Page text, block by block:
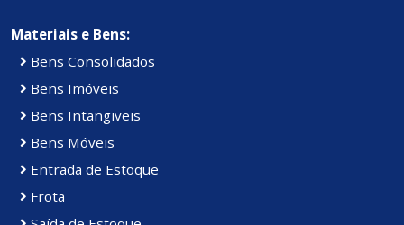
Materiais e Bens:
Bens Consolidados
Bens Imóveis
Bens Intangiveis
Bens Móveis
Entrada de Estoque
Frota